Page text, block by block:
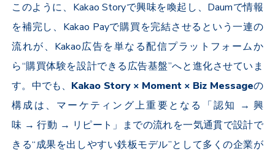
このように、 Kakao Storyで興味を喚起し、 Daumで情報
を補完し、 Kakao Payで購買を完結させるという一連の
流れが、 Kakao広告を単なる配信プラットフォームか
ら“購買体験を設計できる広告基盤”へと進化させていま
す。中でも、 Kakao Story × Moment × Biz Messageの
構成は、マーケティング上重要となる「認知 → 興
味 →行動 → リピート」までの流れを一気通貫で設計で
きる“成果を出しやすい鉄板モデル”として多くの企業が